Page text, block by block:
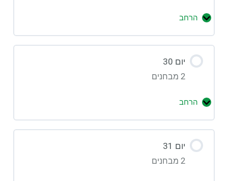
הרחב
יום 30
2 מבחנים
הרחב
יום 31
2 מבחנים